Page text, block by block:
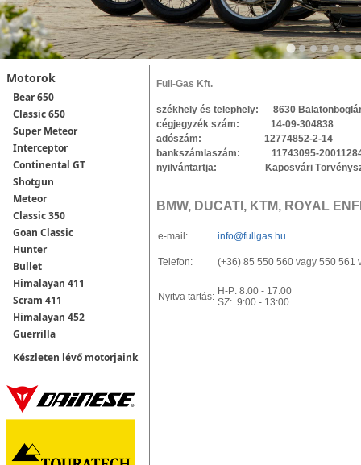
Motorok
Bear 650
Classic 650
Super Meteor
Interceptor
Continental GT
Shotgun
Meteor
Classic 350
Goan Classic
Hunter
Bullet
Himalayan 411
Scram 411
Himalayan 452
Guerrilla
Készleten lévő motorjaink
Full-Gas Kft.
székhely és telephely: 8630
cégjegyzék szám: 14-09-304838
adószám: 12774852-2-14
bankszámlaszám: 11743095-
nyilvántartja: Kaposvári
BMW, DUCATI, KTM, ROYAL
e-mail: info@fullgas.hu
Telefon: (+36) 85 550 560 vagy 550 561
Nyitva tartás: H-P: 8:00 - 17:00
SZ: 9:00 - 13:00